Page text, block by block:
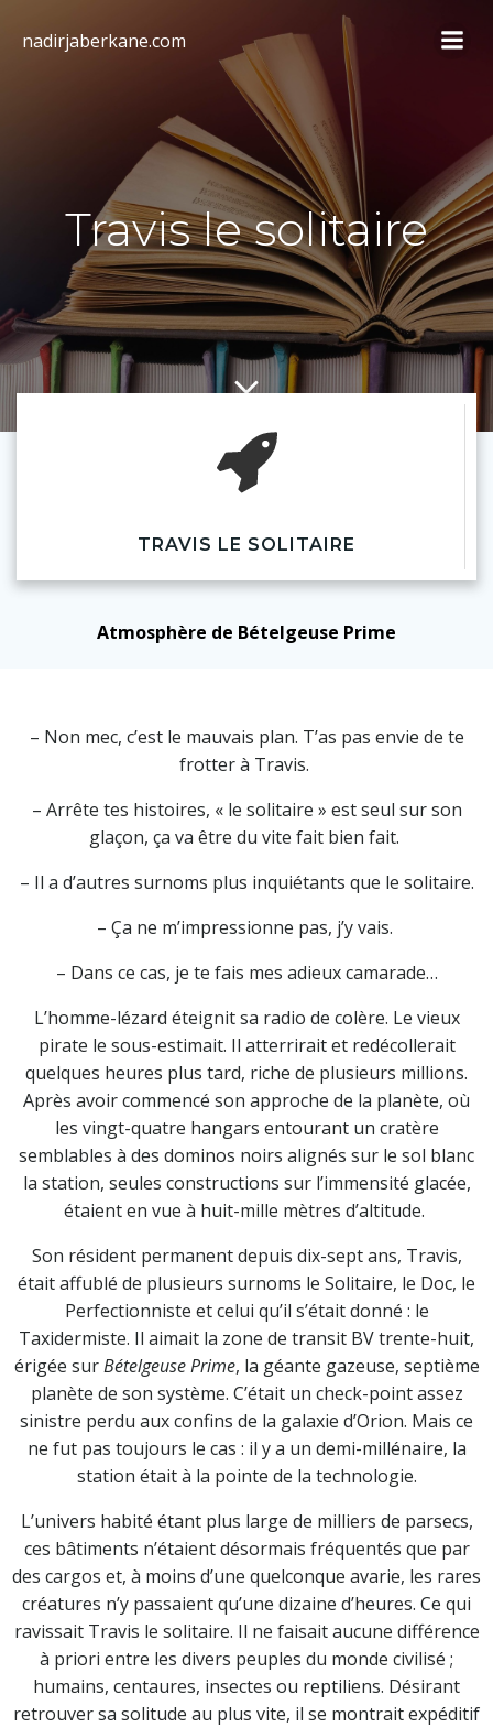
au
contenu
nadirjaberkane.com
Travis le solitaire
TRAVIS LE SOLITAIRE
Atmosphère de Bételgeuse Prime
– Non mec, c’est le mauvais plan. T’as pas envie de te
frotter à Travis.
– Arrête tes histoires, « le solitaire » est seul sur son
glaçon, ça va être du vite fait bien fait.
– Il a d’autres surnoms plus inquiétants que le solitaire.
– Ça ne m’impressionne pas, j’y vais.
– Dans ce cas, je te fais mes adieux camarade…
L’homme-lézard éteignit sa radio de colère. Le vieux
pirate le sous-estimait. Il atterrirait et redécollerait
quelques heures plus tard, riche de plusieurs millions.
Après avoir commencé son approche de la planète, où
les vingt-quatre hangars entourant un cratère
semblables à des dominos noirs alignés sur le sol blanc
la station, seules constructions sur l’immensité glacée,
étaient en vue à huit-mille mètres d’altitude.
Son résident permanent depuis dix-sept ans, Travis,
était affublé de plusieurs surnoms le Solitaire, le Doc, le
Perfectionniste et celui qu’il s’était donné : le
Taxidermiste. Il aimait la zone de transit BV trente-huit,
érigée surBételgeuse Prime, la géante gazeuse, septième
planète de son système. C’était un check-point assez
sinistre perdu aux confins de la galaxie d’Orion. Mais ce
ne fut pas toujours le cas : il y a un demi-millénaire, la
station était à la pointe de la technologie.
L’univers habité étant plus large de milliers de parsecs,
ces bâtiments n’étaient désormais fréquentés que par
des cargos et, à moins d’une quelconque avarie, les rares
créatures n’y passaient qu’une dizaine d’heures. Ce qui
ravissait Travis le solitaire. Il ne faisait aucune différence
à priori entre les divers peuples du monde civilisé ;
humains, centaures, insectes ou reptiliens. Désirant
retrouver sa solitude au plus vite, il se montrait expéditif